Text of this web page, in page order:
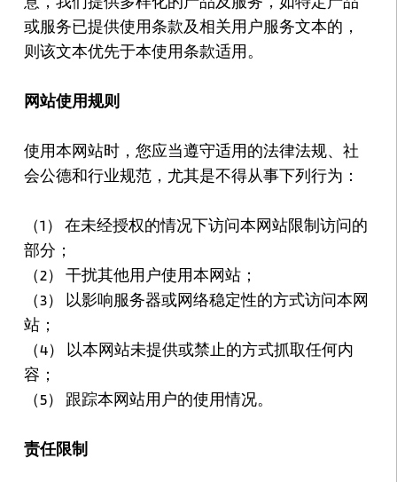
或服务已提供使用条款及相关用户服务文本的，
则该文本优先于本使用条款适用。
网站使用规则
使用本网站时，您应当遵守适用的法律法规、社
会公德和行业规范，尤其是不得从事下列行为：
（1） 在未经授权的情况下访问本网站限制访问的
部分；
（2） 干扰其他用户使用本网站；
（3） 以影响服务器或网络稳定性的方式访问本网
站；
（4） 以本网站未提供或禁止的方式抓取任何内
容；
（5） 跟踪本网站用户的使用情况。
责任限制